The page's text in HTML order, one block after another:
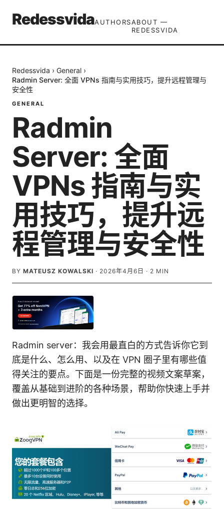
RedessvidaAUTHORSABOUT —
REDESSVIDA
Redessvida › General ›
Radmin Server: 全面 VPNs 指南与实用技巧，提升远程管理与
安全性
GENERAL
Radmin
Server: 全面
VPNs 指南与实
用技巧，提升远
程管理与安全性
BY MATEUSZ KOWALSKI · 2026年4月6日 · 2 MIN
Radmin server：我会用最直白的方式告诉你它到
底是什么、怎么用、以及在 VPN 圈子里有哪些值
得关注的要点。下面是一份完整的视频文案草案，
覆盖从基础到进阶的各种场景，帮助你快速上手并
做出更明智的选择。